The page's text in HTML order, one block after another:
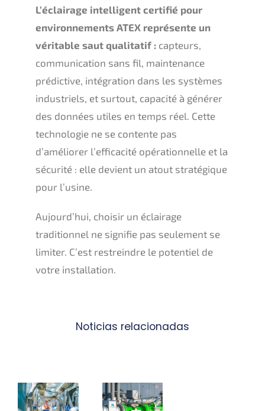
L’éclairage intelligent certifié pour
environnements ATEX représente un
véritable saut qualitatif :capteurs,
communication sans fil, maintenance
prédictive, intégration dans les systèmes
industriels, et surtout, capacité à générer
des données utiles en temps réel. Cette
technologie ne se contente pas
d’améliorer l’efficacité opérationnelle et la
sécurité : elle devient un atout stratégique
pour l’usine.
Aujourd’hui, choisir un éclairage
traditionnel ne signifie pas seulement se
limiter. C’est restreindre le potentiel de
votre installation.
Noticias relacionadas